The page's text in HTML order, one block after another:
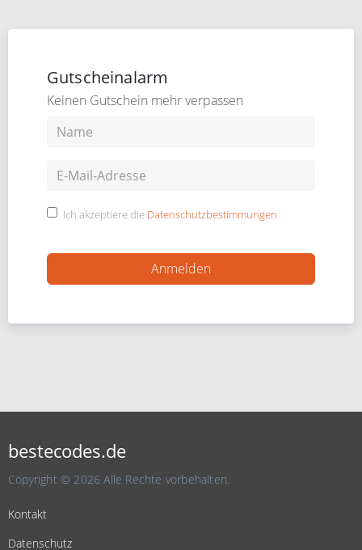
Gutscheinalarm
Keinen Gutschein mehr verpassen
Ich akzeptiere die Datenschutzbestimmungen
bestecodes.de
Copyright © 2026 Alle Rechte vorbehalten.
Kontakt
Datenschutz